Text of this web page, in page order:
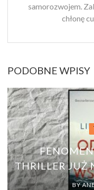
samorozwojem.
chłonę
PODOBNE WPISY
THRILLER JUŻ
BY